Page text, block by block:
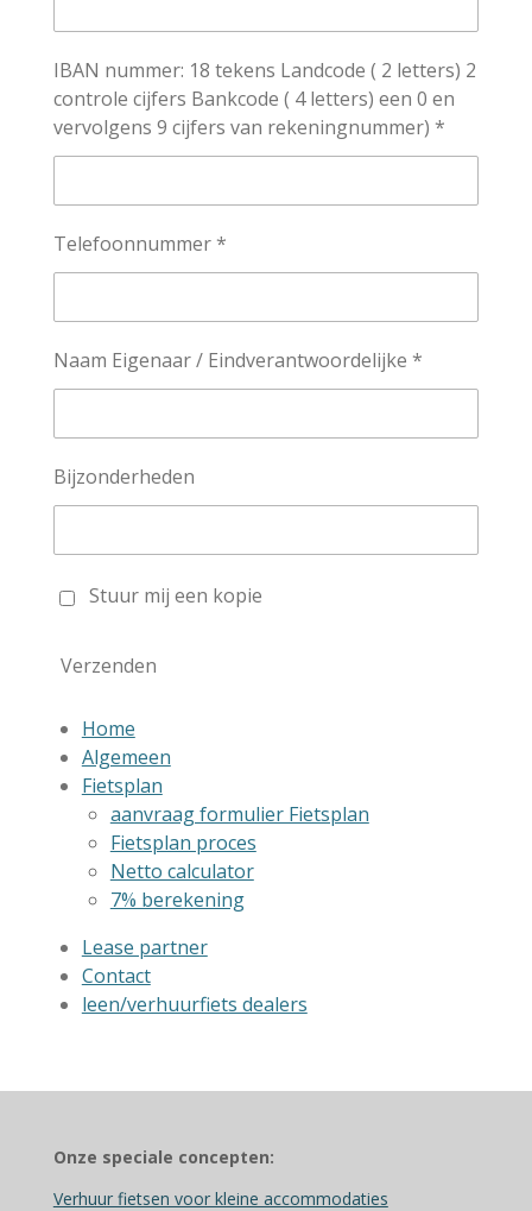
IBAN nummer: 18 tekens Landcode ( 2 letters) 2
controle cijfers Bankcode ( 4 letters) een 0 en
vervolgens 9 cijfers van rekeningnummer) *
Telefoonnummer *
Naam Eigenaar / Eindverantwoordelijke *
Bijzonderheden
Stuur mij een kopie
Verzenden
Home
Algemeen
Fietsplan
aanvraag formulier Fietsplan
Fietsplan proces
Netto calculator
7% berekening
Lease partner
Contact
leen/verhuurfiets dealers
Onze speciale concepten:
Verhuur fietsen voor kleine accommodaties